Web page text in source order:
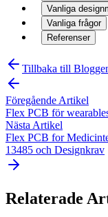
Vanliga
Vanliga frågor
Referenser
Tillbaka till
Föregående Artikel
Flex PCB för
Nästa Artikel
Flex PCB for
13485 och Designkrav
Relaterade